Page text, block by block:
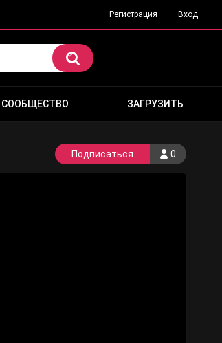
Регистрация Вход
СООБЩЕСТВО ЗАГРУЗИТЬ
0
Подписаться